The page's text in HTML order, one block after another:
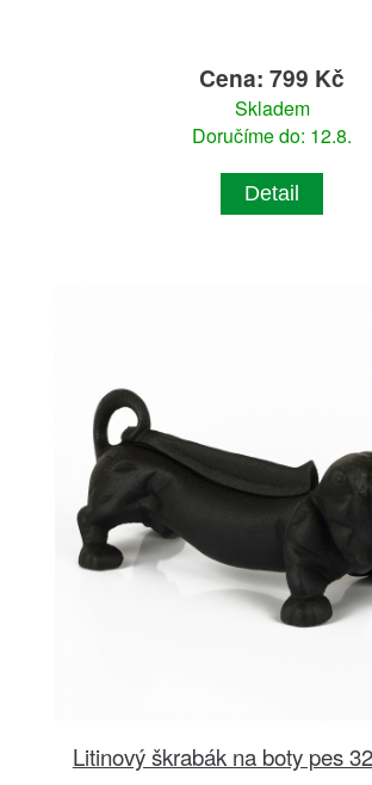
Cena: 799 Kč
Skladem
Doručíme do: 12.8.
Detail
Litinový škrabák na boty pes